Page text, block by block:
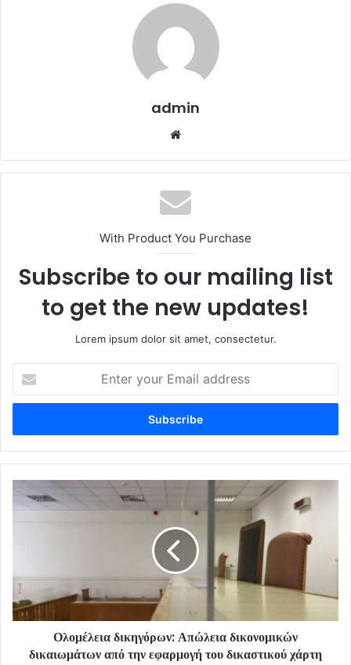
admin
With Product You Purchase
Subscribe to our mailing list
to get the new updates!
Lorem ipsum dolor sit amet, consectetur.
your
Email
Ολομέλεια δικηγόρων: Απώλεια δικονομικών
δικαιωμάτων από την εφαρμογή του δικαστικού χάρτη